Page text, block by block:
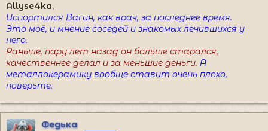
Allyse4ka,
Испортился Вагин, как врач, за последнее время.
Это моё, и мнение соседей и знакомых лечившихся у
него.
Раньше, пару лет назад он больше старался,
качественнее делал и за меньшие деньги. А
металлокерамику вообще ставит очень плохо,
поверьте.
Федька